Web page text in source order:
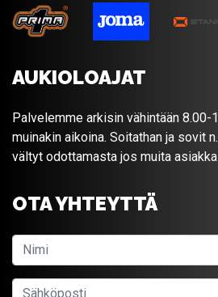
AUKIOLOAJAT
Palvelemme arkisin vähintään 8.00-
muinakin aikoina. Soitathan ja sovit
vältyt odottamasta jos muita
OTA YHTEYTTÄ